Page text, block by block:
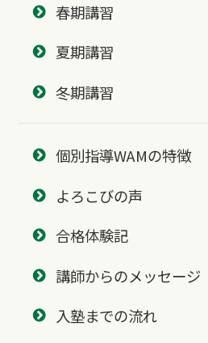
春期講習
夏期講習
冬期講習
個別指導WAMの特徴
よろこびの声
合格体験記
講師からのメッセージ
入塾までの流れ